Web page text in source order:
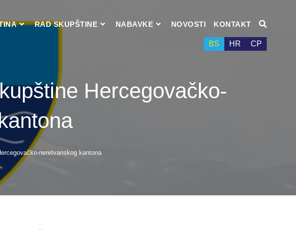
BS HR СР
RAD SKUPŠTINE NABAVKE NOVOSTI KONTAKT
Hercegovačko-
neretvanskog kantona